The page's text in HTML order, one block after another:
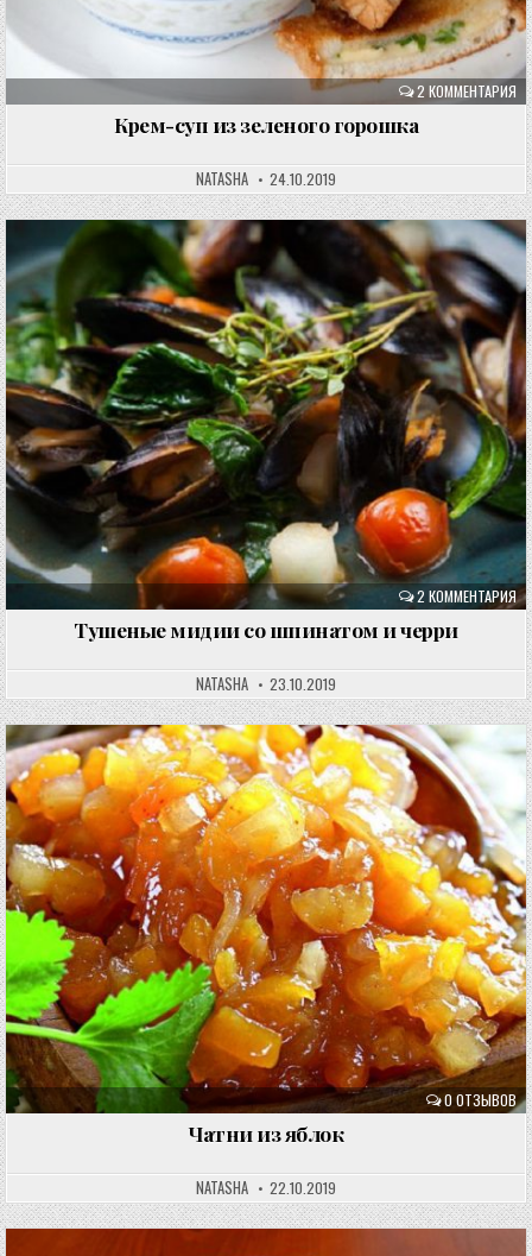
2 КОММЕНТАРИЯ
Крем-суп из зеленого горошка
NATASHA 24.10.2019
2 КОММЕНТАРИЯ
Тушеные мидии со шпинатом и черри
NATASHA 23.10.2019
0 ОТЗЫВОВ
Чатни из яблок
NATASHA 22.10.2019